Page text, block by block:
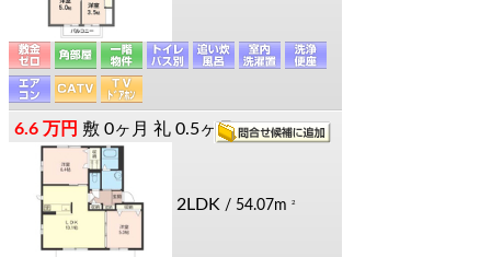
6.6 万円 敷 0ヶ月 礼 0.5ヶ月
2LDK / 54.07m 2